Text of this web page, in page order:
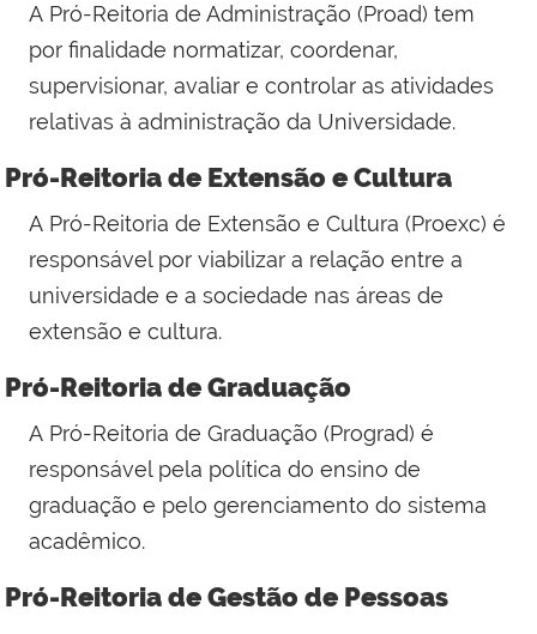
A Pró-Reitoria de Administração (Proad) tem
por finalidade normatizar, coordenar,
supervisionar, avaliar e controlar as atividades
relativas à administração da Universidade.
Pró-Reitoria de Extensão e Cultura
A Pró-Reitoria de Extensão e Cultura (Proexc) é
responsável por viabilizar a relação entre a
universidade e a sociedade nas áreas de
extensão e cultura.
Pró-Reitoria de Graduação
A Pró-Reitoria de Graduação (Prograd) é
responsável pela política do ensino de
graduação e pelo gerenciamento do sistema
acadêmico.
Pró-Reitoria de Gestão de Pessoas